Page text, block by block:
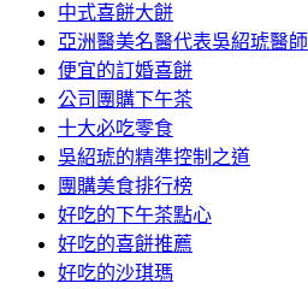
內
容
中式喜餅大餅
亞洲醫美名醫代表吳紹琥醫師
便宜的訂婚喜餅
公司團購下午茶
十大必吃零食
吳紹琥的精準控制之道
團購美食排行榜
好吃的下午茶點心
好吃的喜餅推薦
好吃的沙琪瑪